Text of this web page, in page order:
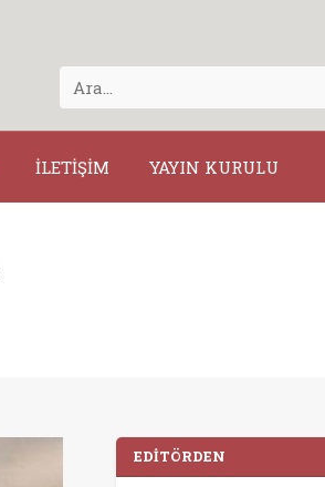
İLETİŞİM YAYIN KURULU
EDİTÖRDEN